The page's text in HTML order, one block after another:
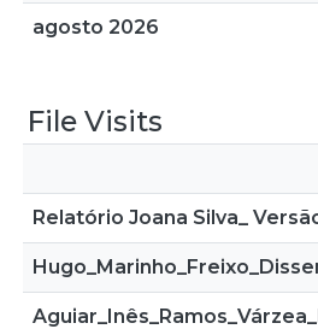
agosto 2026
File Visits
Relatório Joana Silva_